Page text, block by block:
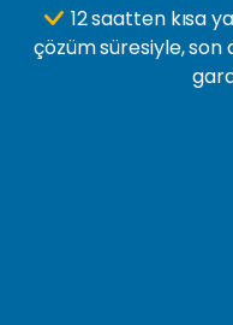
12 saatten kısa
çözüm süresiyle, son